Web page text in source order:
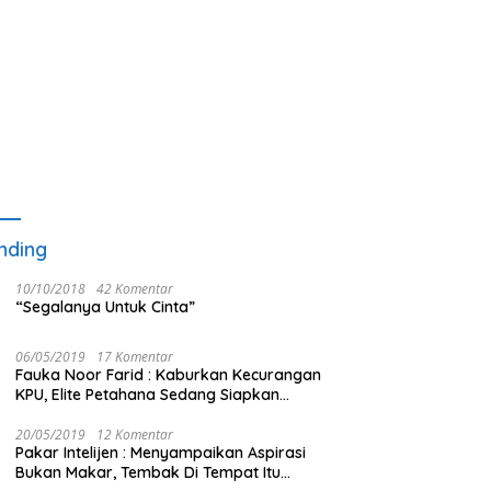
10/10/2018 42 Komentar
“Segalanya Untuk Cinta”
06/05/2019 17 Komentar
Fauka Noor Farid : Kaburkan Kecurangan
KPU, Elite Petahana Sedang Siapkan
20/05/2019 12 Komentar
Pakar Intelijen : Menyampaikan Aspirasi
Bukan Makar, Tembak Di Tempat Itu